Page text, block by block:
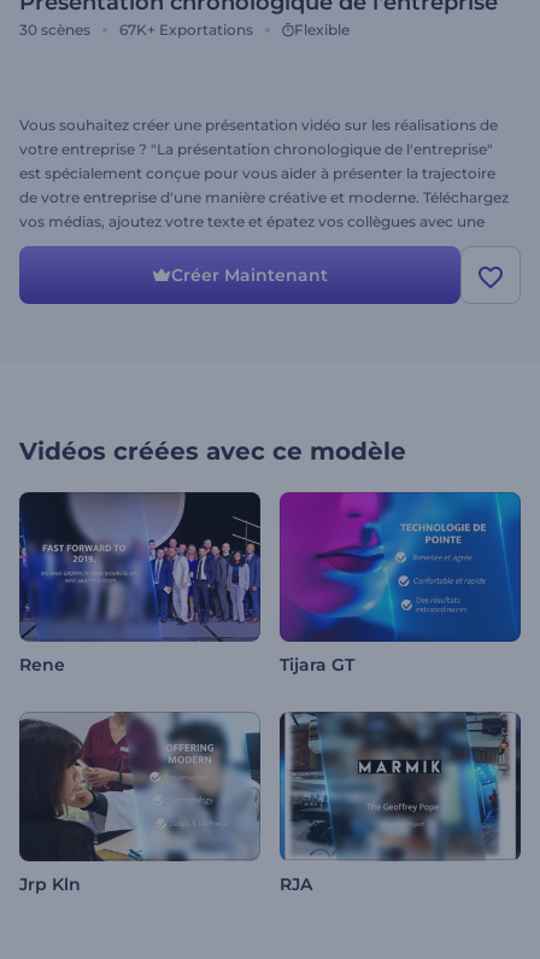
30 scènes 67K+ Exportations Flexible
Vous souhaitez créer une présentation vidéo sur les réalisations de
votre entreprise ? "La présentation chronologique de l'entreprise"
est spécialement conçue pour vous aider à présenter la trajectoire
de votre entreprise d'une manière créative et moderne. Téléchargez
vos médias, ajoutez votre texte et épatez vos collègues avec une
présentation vidéo exceptionnelle. Modèle idéal pour les
présentations d'entreprise, les rapports annuels, les présentations
historiques de l'entreprise et bien plus encore. Essai gratuit !
Créer Maintenant
Vidéos créées avec ce modèle
Rene Tijara GT
Jrp Kln RJA